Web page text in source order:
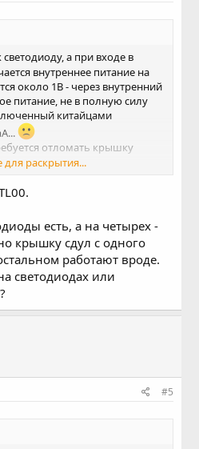
а при входе в
внутреннее питание на
около 1В - через внутренний
питание, не в полную силу
китайцами
отломать крышку
раскрытия...
есть, а на четырех -
крышку сдул с одного
работают вроде.
светодиодах или
#5